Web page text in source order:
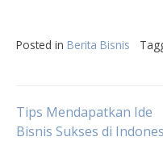
Posted in Berita Bisnis
Post
Tips Mendapatkan Ide
Bisnis Sukses di